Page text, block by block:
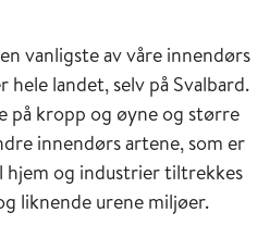
vanligste av våre innendørs
landet, selv på Svalbard.
på kropp og øyne og større
innendørs artene, som er
og industrier tiltrekkes
liknende urene miljøer.